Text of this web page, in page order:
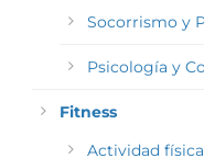
Socorrismo y
Psicología y
Fitness
Actividad